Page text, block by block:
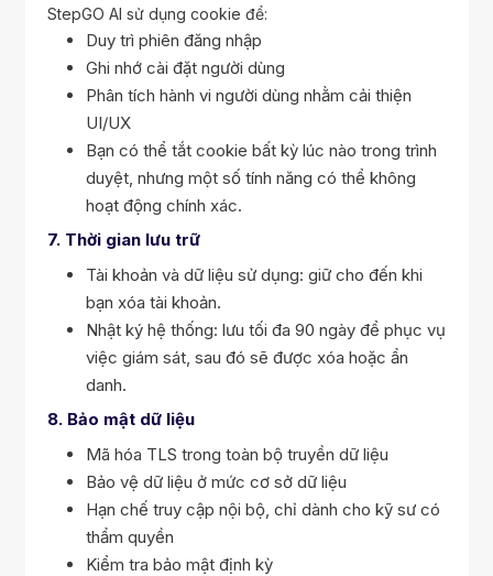
StepGO AI sử dụng cookie để:
Duy trì phiên đăng nhập
Ghi nhớ cài đặt người dùng
Phân tích hành vi người dùng nhằm cải thiện
UI/UX
Bạn có thể tắt cookie bất kỳ lúc nào trong trình
duyệt, nhưng một số tính năng có thể không
hoạt động chính xác.
7. Thời gian lưu trữ
Tài khoản và dữ liệu sử dụng: giữ cho đến khi
bạn xóa tài khoản.
Nhật ký hệ thống: lưu tối đa 90 ngày để phục vụ
việc giám sát, sau đó sẽ được xóa hoặc ẩn
danh.
8. Bảo mật dữ liệu
Mã hóa TLS trong toàn bộ truyền dữ liệu
Bảo vệ dữ liệu ở mức cơ sở dữ liệu
Hạn chế truy cập nội bộ, chỉ dành cho kỹ sư có
thẩm quyền
Kiểm tra bảo mật định kỳ